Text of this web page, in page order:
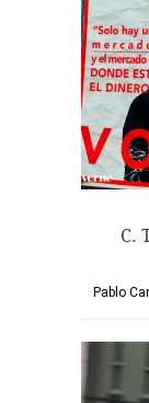
C.
Pablo